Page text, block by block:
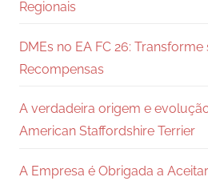
Regionais
DMEs no EA FC 26:
Recompensas
A verdadeira origem e
American Staffordshire Terrier
A Empresa é Obrigada a